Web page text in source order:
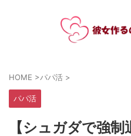
HOME >パパ活 >
パパ活
【シュガダで強